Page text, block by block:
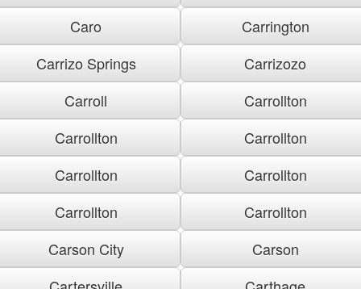
Caro
Carrington
Carrizo Springs
Carrizozo
Carroll
Carrollton
Carrollton
Carrollton
Carrollton
Carrollton
Carrollton
Carrollton
Carson City
Carson